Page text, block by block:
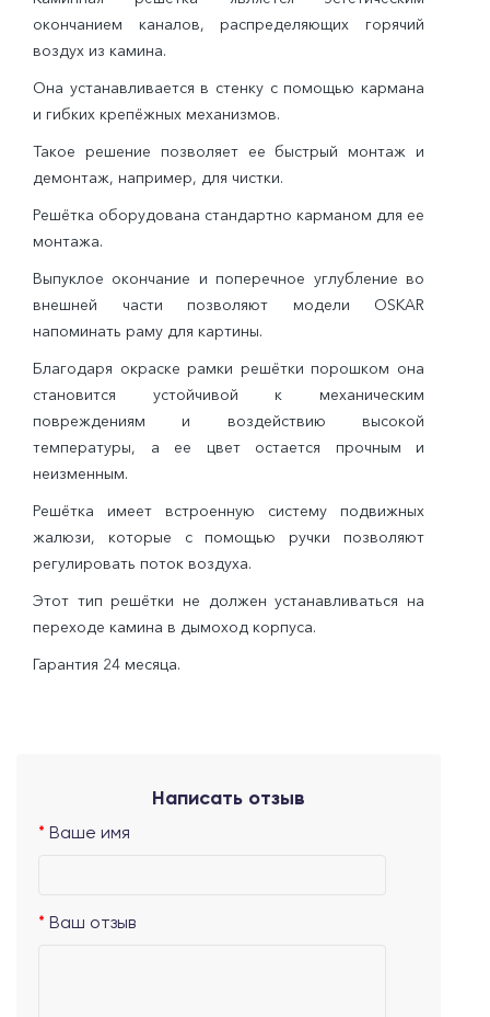
окончанием каналов, распределяющих горячий
воздух из камина.
Она устанавливается в стенку с помощью кармана
и гибких крепёжных механизмов.
Такое решение позволяет ее быстрый монтаж и
демонтаж, например, для чистки.
Решётка оборудована стандартно карманом для ее
монтажа.
Выпуклое окончание и поперечное углубление во
внешней части позволяют модели OSKAR
напоминать раму для картины.
Благодаря окраске рамки решётки порошком она
становится устойчивой к механическим
повреждениям и воздействию высокой
температуры, а ее цвет остается прочным и
неизменным.
Решётка имеет встроенную систему подвижных
жалюзи, которые с помощью ручки позволяют
регулировать поток воздуха.
Этот тип решётки не должен устанавливаться на
переходе камина в дымоход корпуса.
Гарантия 24 месяца.
Написать отзыв
Ваше имя
Ваш отзыв